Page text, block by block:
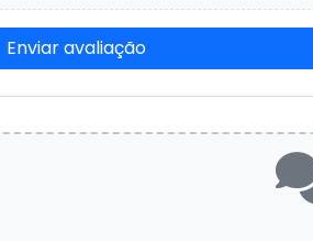
Enviar avaliação